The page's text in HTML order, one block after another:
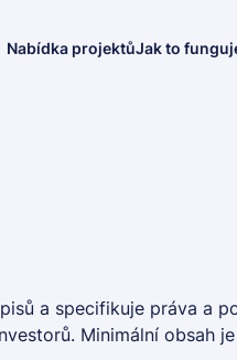
Nabídka projektůJak to
a specifikuje práva a
Minimální obsah